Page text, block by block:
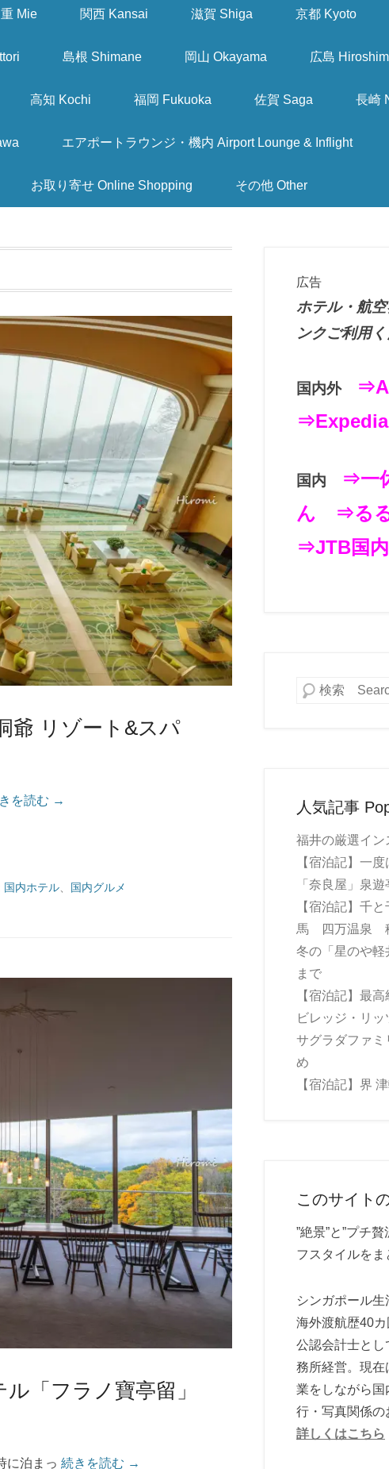
Mie 関西 Kansai 滋賀 Shiga 京都 Kyoto
島根 Shimane 岡山 Okayama 広島
高知 Kochi 福岡 Fukuoka 佐賀 Saga 長崎
エアポートラウンジ・機内 Airport Lounge & Inflight
お取り寄せ Online Shopping その他 Other
爺 リゾート&スパ
を読む →
国内ホテル 国内グルメ
「フラノ寶亭留」
に泊まっ 続きを読む →
広告
ホテル・航
ンクご利用
国内外
⇒Expedia
国内 ⇒一
ん
⇒る
⇒JTB国内
検索
人気記事
福井の厳選イン
【宿泊記】一
「奈良屋」泉遊
【宿泊記】千
馬 四万温泉
冬の「星のや
まで
【宿泊記】最
ビレッジ・リッ
サグラダファミ
め
【宿泊記】界
このサイト
”絶景”と”プチ
フスタイルをま
シンガポール生
海外渡航歴40カ
公認会計士と
務所経営。現
業をしながら国
行・写真関係の
詳しくはこちら